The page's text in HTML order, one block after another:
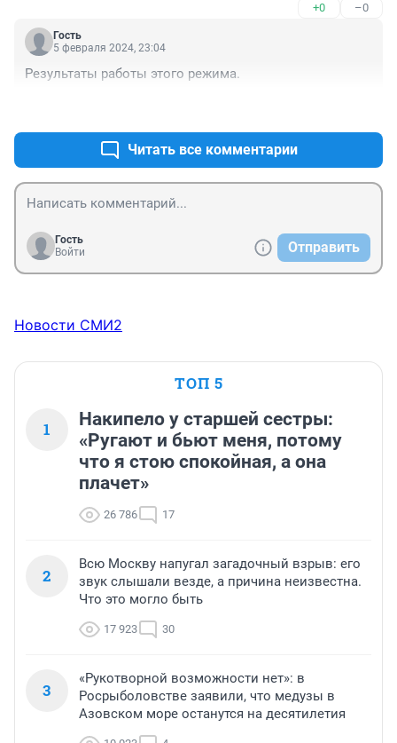
+0 –0
Гость
5 февраля 2024, 23:04
Результаты работы этого режима.
Читать все комментарии
Гость
Войти
Отправить
Новости СМИ2
ТОП 5
1
Накипело у старшей сестры:
«Ругают и бьют меня, потому
что я стою спокойная, а она
плачет»
26 786 17
2
Всю Москву напугал загадочный взрыв: его
звук слышали везде, а причина неизвестна.
Что это могло быть
17 923 30
3
«Рукотворной возможности нет»: в
Росрыболовстве заявили, что медузы в
Азовском море останутся на десятилетия